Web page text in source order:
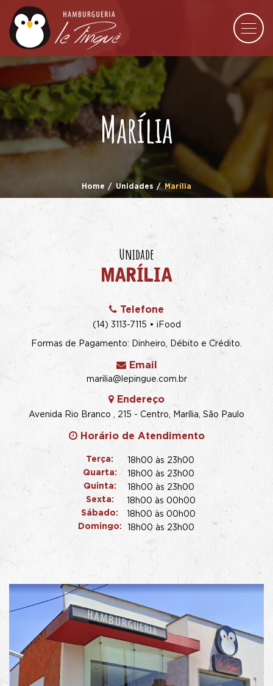
Marília
Home Unidades Marília
Unidade
MARÍLIA
Telefone
(14) 3113-7115 • iFood
Formas de Pagamento: Dinheiro, Débito e Crédito.
Email
marilia@lepingue.com.br
Endereço
Avenida Rio Branco , 215 - Centro, Marília, São Paulo
Horário de Atendimento
Terça:
18h00 às 23h00
Quarta:
18h00 às 23h00
Quinta:
18h00 às 23h00
Sexta:
18h00 às 00h00
Sábado:
18h00 às 00h00
Domingo:
18h00 às 23h00